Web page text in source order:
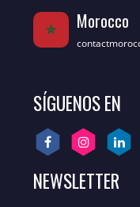
Morocco
SÍGUENOS EN
NEWSLETTER